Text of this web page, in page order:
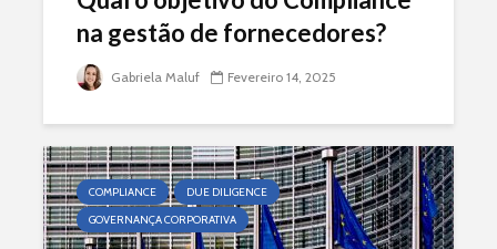
na gestão de fornecedores?
Gabriela Maluf Fevereiro 14, 2025
COMPLIANCE
DUE DILIGENCE
GOVERNANÇA CORPORATIVA